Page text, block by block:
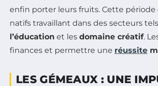
enfin porter leurs fruits. Cette
natifs travaillant dans des secteurs
l’éducation et les domaine créatif.
finances et permettre une réussite
LES GÉMEAUX : UNE